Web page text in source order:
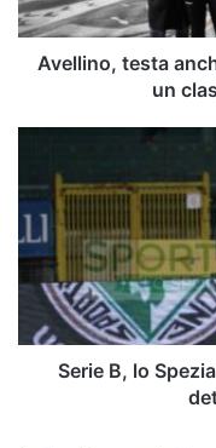
trattativa
per
Avellino, testa
un
lo
Spezia
accelera
un
Avellino:
Serie B, lo